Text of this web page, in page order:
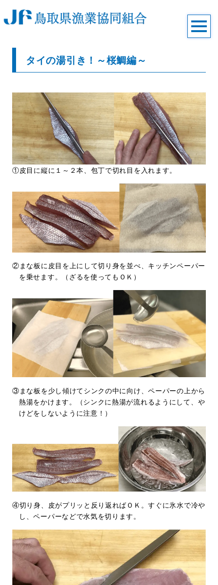
タイの湯引き！～桜鯛編～
①皮目に縦に１～２本、包丁で切れ目を入れます。
②まな板に皮目を上にして切り身を並べ、キッチンペーパー
を乗せます。（ざるを使ってもＯＫ）
③まな板を少し傾けてシンクの中に向け、ペーパーの上から
熱湯をかけます。（シンクに熱湯が流れるようにして、や
けどをしないように注意！）
④切り身、皮がプリッと反り返ればＯＫ。すぐに氷水で冷や
し、ペーパーなどで水気を切ります。